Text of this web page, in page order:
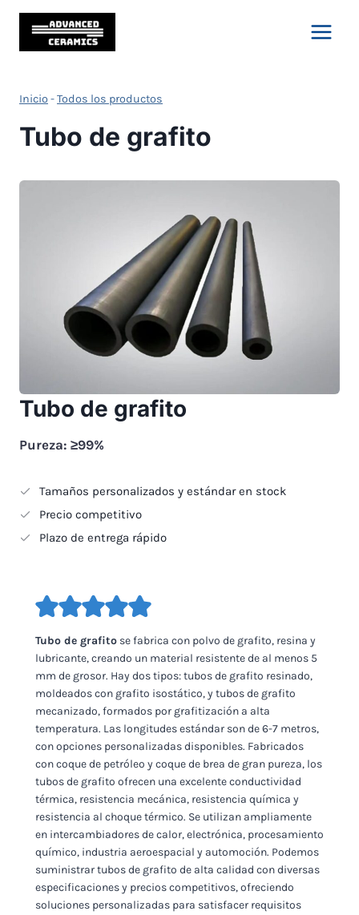
Saltar
Contenido
Inicio-Todos los productos
Tubo de grafito
Tubo de grafito
Pureza: ≥99%
Tamaños personalizados y estándar en stock
Precio competitivo
Plazo de entrega rápido
Tubo de grafito se fabrica con polvo de grafito, resina y
lubricante, creando un material resistente de al menos 5
mm de grosor. Hay dos tipos: tubos de grafito resinado,
moldeados con grafito isostático, y tubos de grafito
mecanizado, formados por grafitización a alta
temperatura. Las longitudes estándar son de 6-7 metros,
con opciones personalizadas disponibles. Fabricados
con coque de petróleo y coque de brea de gran pureza, los
tubos de grafito ofrecen una excelente conductividad
térmica, resistencia mecánica, resistencia química y
resistencia al choque térmico. Se utilizan ampliamente
en intercambiadores de calor, electrónica, procesamiento
químico, industria aeroespacial y automoción. Podemos
suministrar tubos de grafito de alta calidad con diversas
especificaciones y precios competitivos, ofreciendo
soluciones personalizadas para satisfacer requisitos